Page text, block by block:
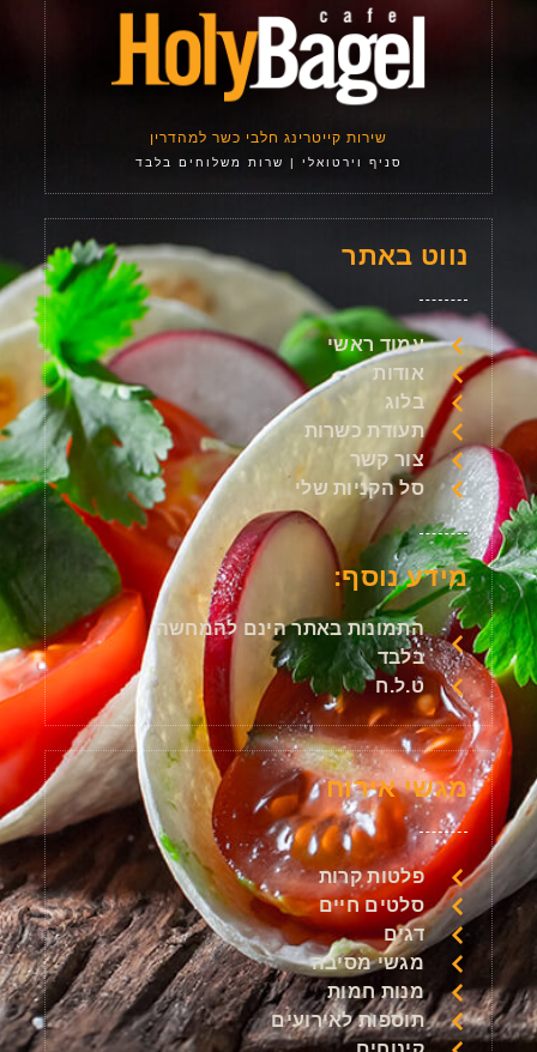
מגשי אירוח
פלטות קרות
סלטים חיים
דגים
מגשי מסיבה
מנות חמות
תוספות לאירועים
נווט באתר
עמוד ראשי
אודות
בלוג
תעודת כשרות
צור קשר
סל הקניות שלי
מידע נוסף:
התמונות באתר הינם להמחשה
בלבד
ט.ל.ח
שירות קייטרינג חלבי כשר למהדרין
סניף וירטואלי | שרות משלוחים בלבד